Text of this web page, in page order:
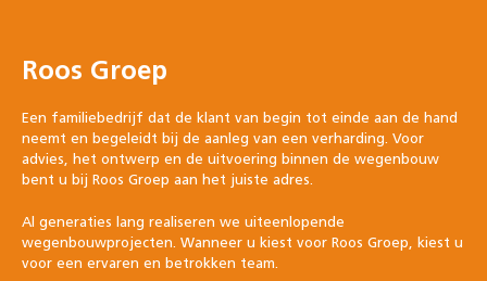
Roos Groep
Een familiebedrijf dat de klant van begin tot einde aan de hand
neemt en begeleidt bij de aanleg van een verharding. Voor
advies, het ontwerp en de uitvoering binnen de wegenbouw
bent u bij Roos Groep aan het juiste adres.
Al generaties lang realiseren we uiteenlopende
wegenbouwprojecten. Wanneer u kiest voor Roos Groep, kiest u
voor een ervaren en betrokken team.